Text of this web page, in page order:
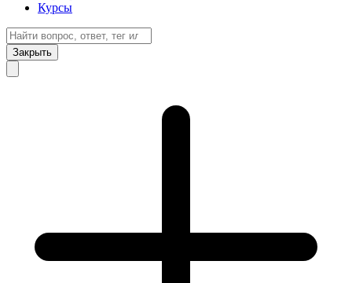
Курсы
Закрыть